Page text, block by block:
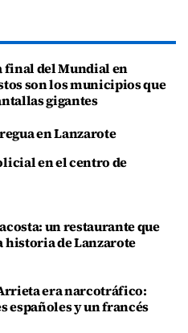
final del Mundial en
son los municipios que
gigantes
en Lanzarote
en el centro de
un restaurante que
historia de Lanzarote
era narcotráfico:
españoles y un francés